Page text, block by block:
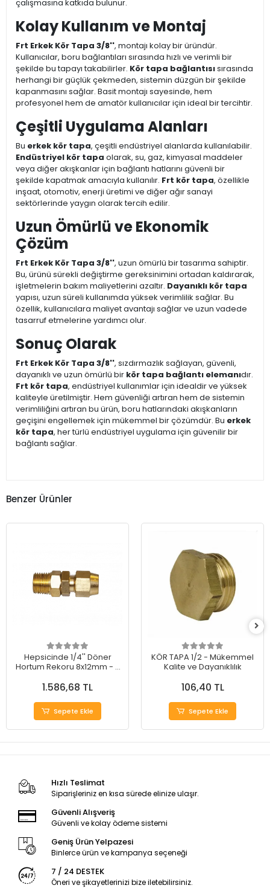
çalışmasına katkıda bulunur.
Kolay Kullanım ve Montaj
Frt Erkek Kör Tapa 3/8'', montajı kolay bir üründür.
Kullanıcılar, boru bağlantıları sırasında hızlı ve verimli bir
şekilde bu tapayı takabilirler. Kör tapa bağlantısısırasında
herhangi bir güçlük çekmeden, sistemin düzgün bir şekilde
kapanmasını sağlar. Basit montajı sayesinde, hem
profesyonel hem de amatör kullanıcılar için ideal bir tercihtir.
Çeşitli Uygulama Alanları
Bu erkek kör tapa, çeşitli endüstriyel alanlarda kullanılabilir.
Endüstriyel kör tapa olarak, su, gaz, kimyasal maddeler
veya diğer akışkanlar için bağlantı hatlarını güvenli bir
şekilde kapatmak amacıyla kullanılır. Frt kör tapa, özellikle
inşaat, otomotiv, enerji üretimi ve diğer ağır sanayi
sektörlerinde yaygın olarak tercih edilir.
Uzun Ömürlü ve Ekonomik
Çözüm
Frt Erkek Kör Tapa 3/8'', uzun ömürlü bir tasarıma sahiptir.
Bu, ürünü sürekli değiştirme gereksinimini ortadan kaldırarak,
işletmelerin bakım maliyetlerini azaltır. Dayanıklı kör tapa
yapısı, uzun süreli kullanımda yüksek verimlilik sağlar. Bu
özellik, kullanıcılara maliyet avantajı sağlar ve uzun vadede
tasarruf etmelerine yardımcı olur.
Sonuç Olarak
Frt Erkek Kör Tapa 3/8'', sızdırmazlık sağlayan, güvenli,
dayanıklı ve uzun ömürlü bir kör tapa bağlantı elemanıdır.
Frt kör tapa, endüstriyel kullanımlar için idealdir ve yüksek
kaliteyle üretilmiştir. Hem güvenliği artıran hem de sistemin
verimliliğini artıran bu ürün, boru hatlarındaki akışkanların
geçişini engellemek için mükemmel bir çözümdür. Bu erkek
kör tapa, her türlü endüstriyel uygulama için güvenilir bir
bağlantı sağlar.
Benzer Ürünler
Hepsicinde 1/4'' Döner
Hortum Rekoru 8x12mm - 5
1.586,68 TL
Sepete Ekle
KÖR TAPA 1/2 - Mükemmel
Kalite ve Dayanıklılık
106,40 TL
Sepete Ekle
Hızlı Teslimat
Siparişleriniz en kısa sürede elinize ulaşır.
Güvenli Alışveriş
Güvenli ve kolay ödeme sistemi
Geniş Ürün Yelpazesi
Binlerce ürün ve kampanya seçeneği
7 / 24 DESTEK
Öneri ve şikayetlerinizi bize iletebilirsiniz.